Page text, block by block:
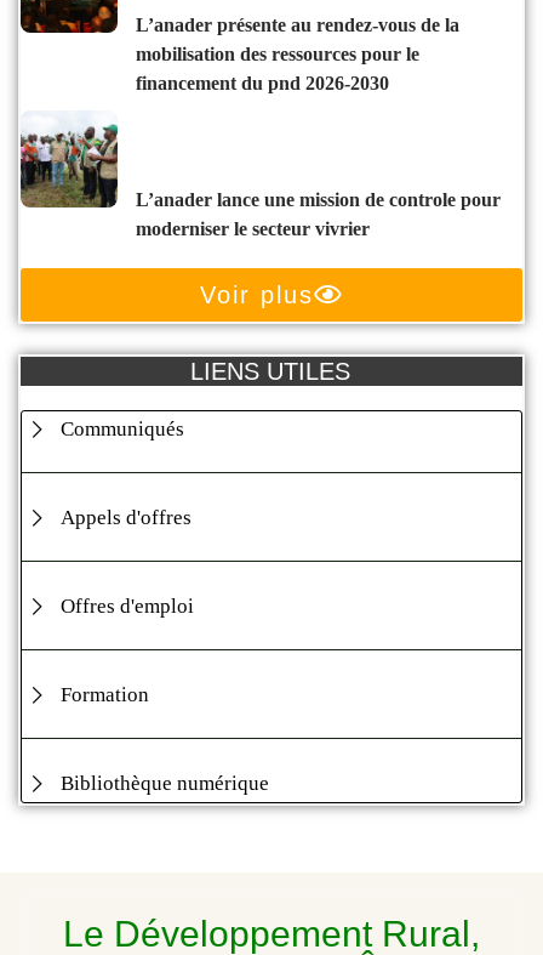
l’anader présente au rendez-vous de la
mobilisation des ressources pour le
financement du pnd 2026-2030
l’anader lance une mission de controle pour
moderniser le secteur vivrier
Voir plus
LIENS UTILES
Communiqués
Appels d'offres
Offres d'emploi
Formation
Bibliothèque numérique
Le Développement Rural,